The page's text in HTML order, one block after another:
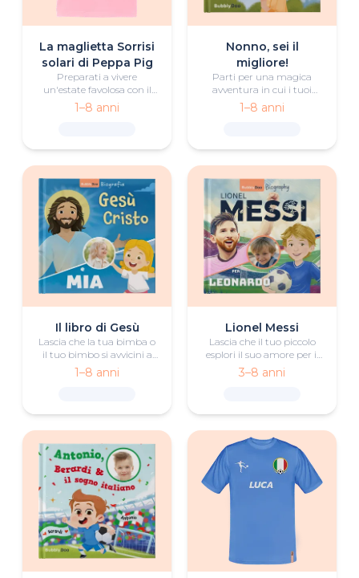
La maglietta Sorrisi
solari di Peppa Pig
Preparati a vivere
un'estate favolosa con il
tuo piccolo e Peppa Pig su
questa bellissima
1–8 anni
Nonno, sei il
migliore!
Parti per una magica
avventura in cui i tuoi
bimbi mettono alla prova
il nonno con tante sfide
super speciale?
1–8 anni
Il libro di Gesù
Lascia che la tua bimba o
il tuo bimbo si avvicini a
Gesù attraverso questo
libro personalizzato che
amore.
1–8 anni
Lionel Messi
Lascia che il tuo piccolo
esplori il suo amore per il
calcio con questa biografia
personalizzata di Lionel
3–8 anni